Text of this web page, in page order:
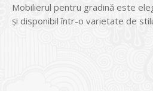
Mobilierul pentru gradină este
și disponibil într-o varietate de